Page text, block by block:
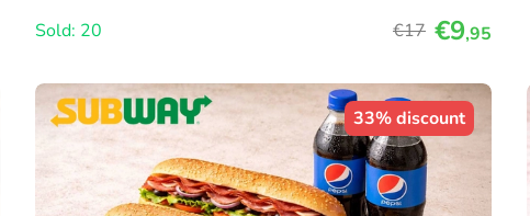
Sold: 20
€17 €9,95
33% discount